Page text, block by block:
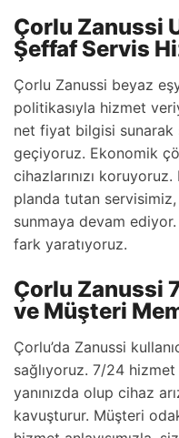
Çorlu Zanussi
Şeffaf Servis
Çorlu Zanussi beyaz
politikasıyla hizmet
net fiyat bilgisi
geçiyoruz. Ekonomik
cihazlarınızı
planda tutan
sunmaya devam
fark yaratıyoruz.
Çorlu Zanussi
ve Müşteri
Çorlu’da Zanussi
sağlıyoruz. 7/24
yanınızda olup cihaz
kavuşturur. Müşteri